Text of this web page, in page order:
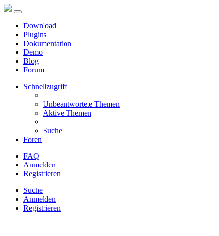
Download
Plugins
Dokumentation
Demo
Blog
Forum
Schnellzugriff
Unbeantwortete Themen
Aktive Themen
Suche
Foren
FAQ
Anmelden
Registrieren
Suche
Anmelden
Registrieren